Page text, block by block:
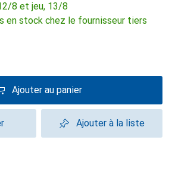
8 et jeu, 13/8
en stock chez le fournisseur tiers
Ajouter au panier
Ajouter à la liste